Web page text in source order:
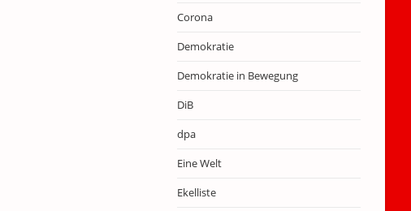
Corona
Demokratie
Demokratie in Bewegung
DiB
dpa
Eine Welt
Ekelliste